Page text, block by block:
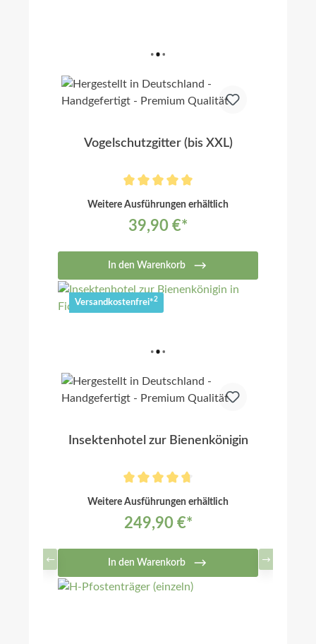
Vogelschutzgitter (bis XXL)
Weitere Ausführungen erhältlich
39,90 €*
In den Warenkorb
Versandkostenfrei*2
Insektenhotel zur Bienenkönigin
Weitere Ausführungen erhältlich
249,90 €*
In den Warenkorb